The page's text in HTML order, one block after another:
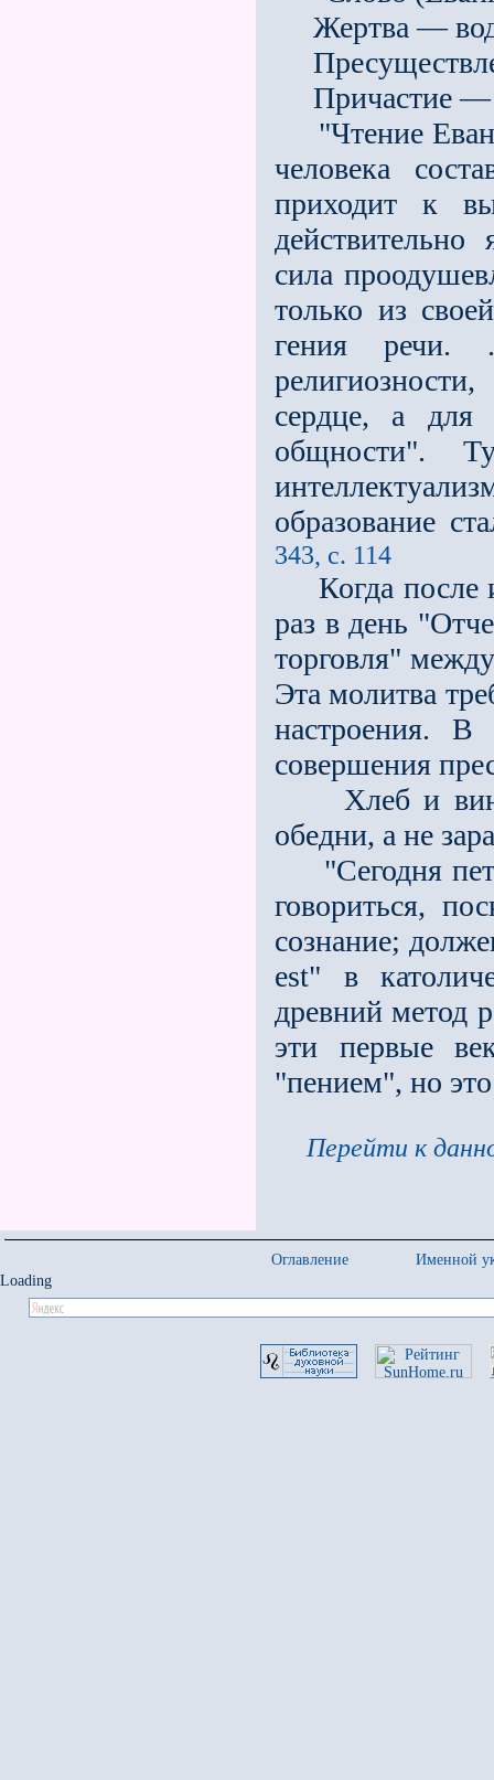
Жертва —
Причастие —
"Чтение
человека
приходит к
действительно
сила
только из
гения речи.
сердце, а для
общности".
образование
343, с. 114
Когда после
раз в день
торговля"
Эта молитва
настроения. В
совершения
Хлеб и вино
обедни, а не
"Сегодня
говориться,
сознание;
est" в
древний метод
эти первые
"пением", но
Перейти к
Оглавление
Именной
Loading